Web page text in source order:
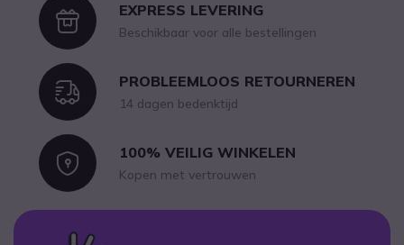
IconEXPRESS LEVERING
Beschikbaar voor alle bestellingen
IconPROBLEEMLOOS RETOURNEREN
14 dagen bedenktijd
Icon100% VEILIG WINKELEN
Kopen met vertrouwen